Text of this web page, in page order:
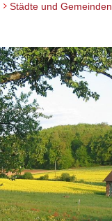
Städte und Gemeinden